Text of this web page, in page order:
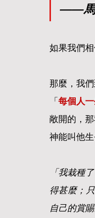
——馬
如果我們
那麼，我
「每個人
敞開的，
神能叫他生
「我栽種
得甚麼；
自己的賞